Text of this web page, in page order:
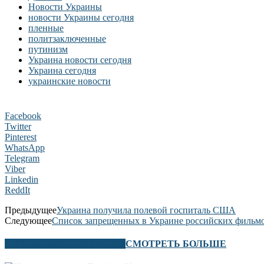
Новости Украины
новости Украины сегодня
пленные
политзаключенные
путинизм
Украина новости сегодня
Украина сегодня
украинские новости
Facebook
Twitter
Pinterest
WhatsApp
Telegram
Viber
Linkedin
ReddIt
ПредыдущееУкраина получила полевой госпиталь США
СледующееСписок запрещенных в Украине российских
СМОТРЕТЬ БОЛЬШЕ